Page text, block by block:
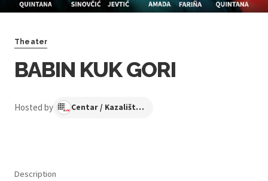
Theater
BABIN KUK GORI
Hosted by Centar / Kazalište KNAP
Description